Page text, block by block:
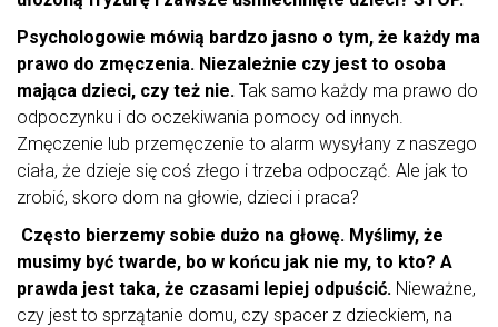
Psychologowie mówią bardzo jasno o tym, że każdy ma
prawo do zmęczenia. Niezależnie czy jest to osoba
mająca dzieci, czy też nie. Tak samo każdy ma prawo do
odpoczynku i do oczekiwania pomocy od innych.
Zmęczenie lub przemęczenie to alarm wysyłany z naszego
ciała, że dzieje się coś złego i trzeba odpocząć. Ale jak to
zrobić, skoro dom na głowie, dzieci i praca?
Często bierzemy sobie dużo na głowę. Myślimy, że
musimy być twarde, bo w końcu jak nie my, to kto? A
prawda jest taka, że czasami lepiej odpuścić. Nieważne,
czy jest to sprzątanie domu, czy spacer z dzieckiem, na